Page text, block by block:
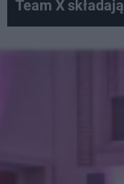
Team X